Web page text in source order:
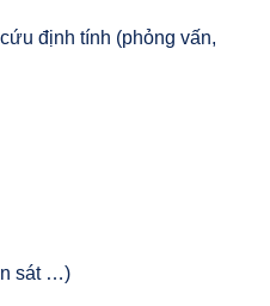
định tính (phỏng vấn,
sát …)